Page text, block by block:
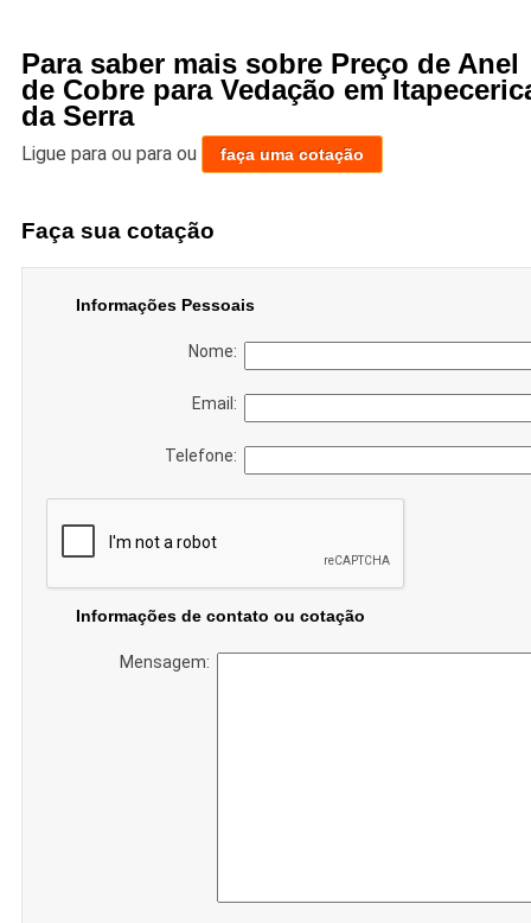
Para saber mais sobre Preço de Anel
de Cobre para Vedação em
da Serra
Ligue para ou para ou faça uma cotação
Faça sua cotação
Informações Pessoais
Nome:
Email:
Telefone:
Informações de contato ou cotação
Mensagem: